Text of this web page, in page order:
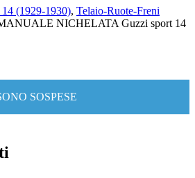
14 (1929-1930), Telaio-Ruote-Freni
NICHELATA Guzzi sport 14
SOSPESE